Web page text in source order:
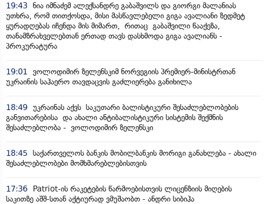
19:43 ნია იმნაძემ ალექსანდრე გაბაშვილს და გიორგი მალანიას
უთხრა, რომ თითქოსდა, მისი მასწავლებელი გიგა ავალიანი ზედმეტ
ყურადღებას იჩენდა მის მიმართ, რითაც გაბაშვილი წააქეზა,
თანამზრახველებთან ერთად თავს დასხმოდა გიგა ავალიანს -
პროკურატურა
19:01
ვოლოდიმირ ზელენსკიმ ნორვეგიის პრემიერ-მინისტრთან
უკრაინის საჰაერო თავდაცვის გაძლიერება განიხილა
18:49 უკრაინას აქვს საკუთარი ბალისტიკური შესაძლებლობების
განვითარებისა და ახალი ანტიბალისტიკური სისტემის შექმნის
შესაძლებლობა - ვოლოდიმირ ზელენსკი
18:45 საქართველოს ბანკის მობილბანკის მორიგი განახლება - ახალი
შესაძლებლობები მომხმარებლებისთვის
17:36
Patriot-ის რაკეტების წარმოებისთვის ლიცენზიის მიღების
საკითზე აშშ-სთან აქტიურად ვმუშაობთ - ანდრი სიბიჰა